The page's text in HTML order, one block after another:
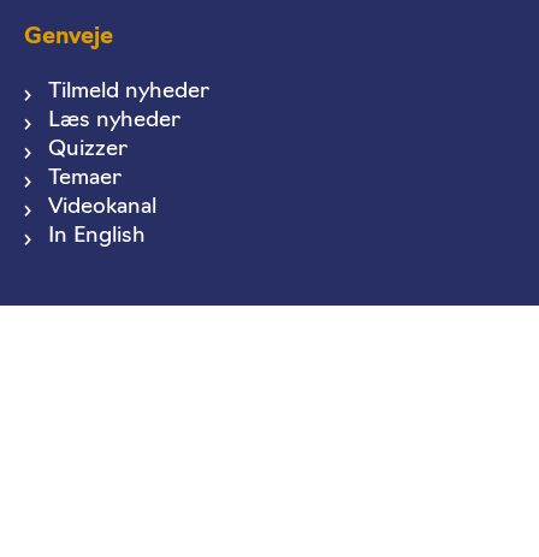
Genveje
Tilmeld nyheder
Læs nyheder
Quizzer
Temaer
Videokanal
In English